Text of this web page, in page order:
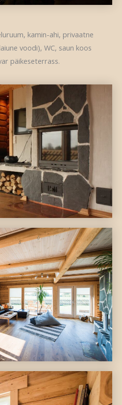
kamin-ahi, privaatne
voodi), WC, saun koos
päikeseterrass.